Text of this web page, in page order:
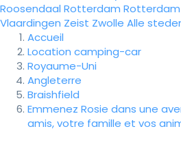
Roosendaal Rotterdam Rotterdam
Vlaardingen Zeist Zwolle Alle
Accueil
Location camping-car
Royaume-Uni
Angleterre
Braishfield
Emmenez Rosie dans une
amis, votre famille et vos